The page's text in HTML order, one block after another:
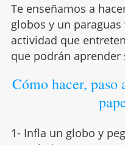
Te enseñamos a
globos y un
actividad que
que podrán aprender
Cómo hacer, paso
1- Infla un globo y